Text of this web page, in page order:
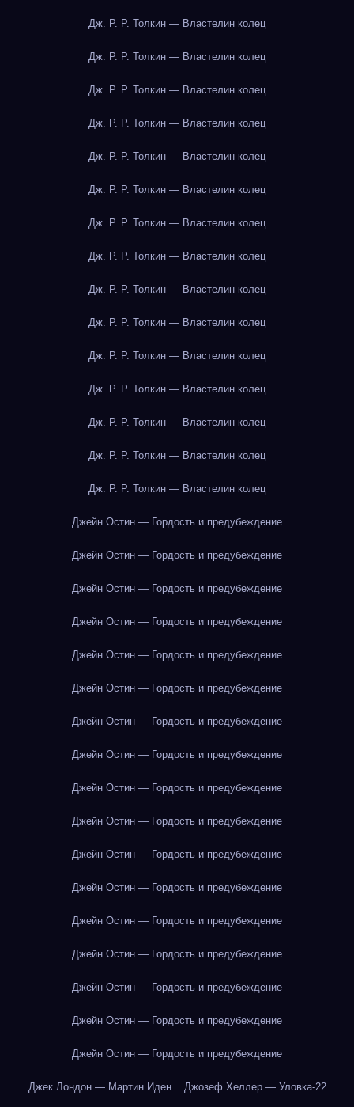
Дж. Р. Р. Толкин — Властелин колец
Дж. Р. Р. Толкин — Властелин колец
Дж. Р. Р. Толкин — Властелин колец
Дж. Р. Р. Толкин — Властелин колец
Дж. Р. Р. Толкин — Властелин колец
Дж. Р. Р. Толкин — Властелин колец
Дж. Р. Р. Толкин — Властелин колец
Дж. Р. Р. Толкин — Властелин колец
Дж. Р. Р. Толкин — Властелин колец
Дж. Р. Р. Толкин — Властелин колец
Дж. Р. Р. Толкин — Властелин колец
Дж. Р. Р. Толкин — Властелин колец
Дж. Р. Р. Толкин — Властелин колец
Дж. Р. Р. Толкин — Властелин колец
Дж. Р. Р. Толкин — Властелин колец
Джейн Остин — Гордость и предубеждение
Джейн Остин — Гордость и предубеждение
Джейн Остин — Гордость и предубеждение
Джейн Остин — Гордость и предубеждение
Джейн Остин — Гордость и предубеждение
Джейн Остин — Гордость и предубеждение
Джейн Остин — Гордость и предубеждение
Джейн Остин — Гордость и предубеждение
Джейн Остин — Гордость и предубеждение
Джейн Остин — Гордость и предубеждение
Джейн Остин — Гордость и предубеждение
Джейн Остин — Гордость и предубеждение
Джейн Остин — Гордость и предубеждение
Джейн Остин — Гордость и предубеждение
Джейн Остин — Гордость и предубеждение
Джейн Остин — Гордость и предубеждение
Джейн Остин — Гордость и предубеждение
Джек Лондон — Мартин Иден Джозеф Хеллер — Уловка-22